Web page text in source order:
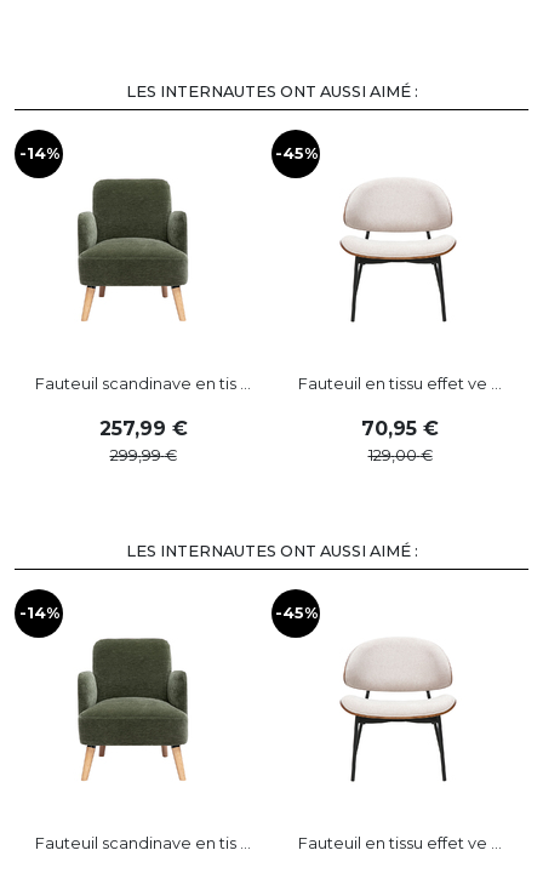
LES INTERNAUTES ONT AUSSI AIMÉ :
-14%
Fauteuil scandinave en tis ...
257,99
299,99
-45%
Fauteuil en tissu effet ve ...
70,95
129,00
LES INTERNAUTES ONT AUSSI AIMÉ :
-14%
Fauteuil scandinave en tis ...
-45%
Fauteuil en tissu effet ve ...